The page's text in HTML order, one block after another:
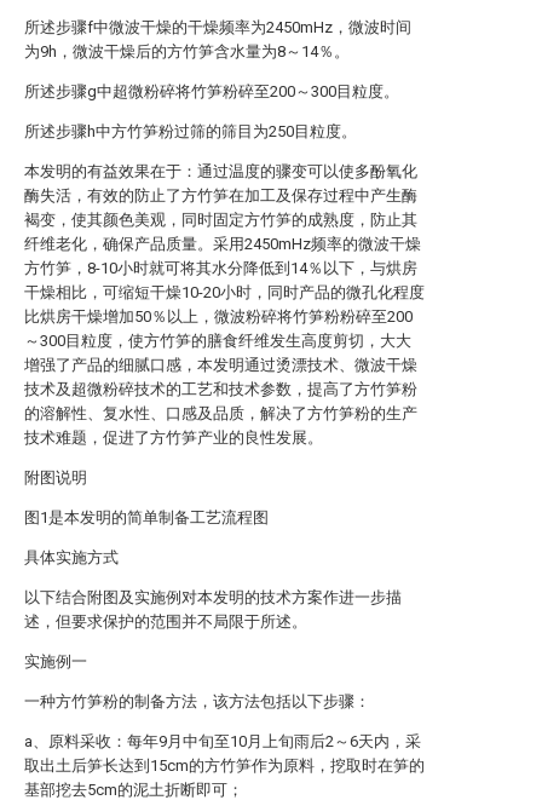
所述步骤f中微波干燥的干燥频率为2450mHz，微波时间
为9h，微波干燥后的方竹笋含水量为8～14％。
所述步骤g中超微粉碎将竹笋粉碎至200～300目粒度。
所述步骤h中方竹笋粉过筛的筛目为250目粒度。
本发明的有益效果在于：通过温度的骤变可以使多酚氧化
酶失活，有效的防止了方竹笋在加工及保存过程中产生酶
褐变，使其颜色美观，同时固定方竹笋的成熟度，防止其
纤维老化，确保产品质量。采用2450mHz频率的微波干燥
方竹笋，8-10小时就可将其水分降低到14％以下，与烘房
干燥相比，可缩短干燥10-20小时，同时产品的微孔化程度
比烘房干燥增加50％以上，微波粉碎将竹笋粉粉碎至200
～300目粒度，使方竹笋的膳食纤维发生高度剪切，大大
增强了产品的细腻口感，本发明通过烫漂技术、微波干燥
技术及超微粉碎技术的工艺和技术参数，提高了方竹笋粉
的溶解性、复水性、口感及品质，解决了方竹笋粉的生产
技术难题，促进了方竹笋产业的良性发展。
附图说明
图1是本发明的简单制备工艺流程图
具体实施方式
以下结合附图及实施例对本发明的技术方案作进一步描
述，但要求保护的范围并不局限于所述。
实施例一
一种方竹笋粉的制备方法，该方法包括以下步骤：
a、原料采收：每年9月中旬至10月上旬雨后2～6天内，采
取出土后笋长达到15cm的方竹笋作为原料，挖取时在笋的
基部挖去5cm的泥土折断即可；